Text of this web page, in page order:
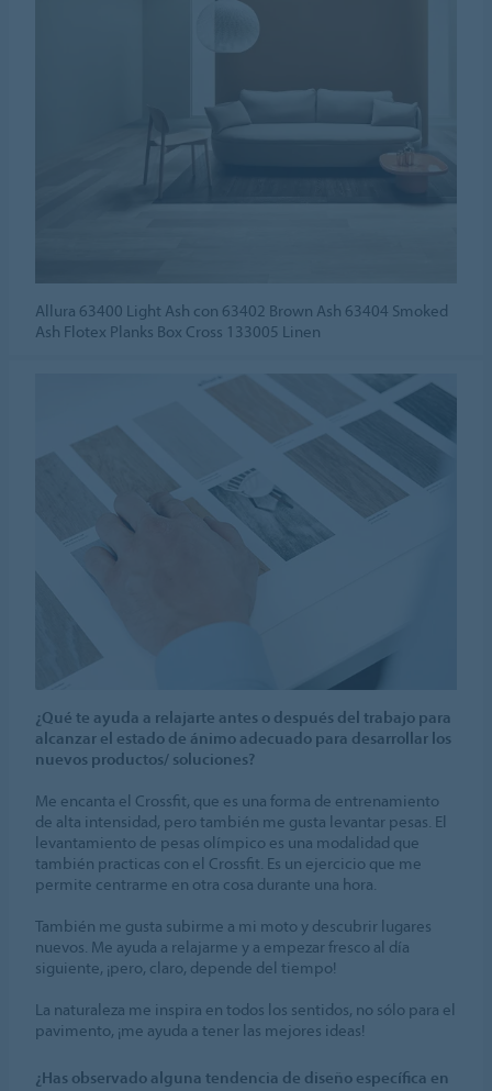
Allura 63400 Light Ash con 63402 Brown Ash 63404 Smoked
Ash Flotex Planks Box Cross 133005 Linen
¿Qué te ayuda a relajarte antes o después del trabajo para
alcanzar el estado de ánimo adecuado para desarrollar los
nuevos productos/ soluciones?
Me encanta el Crossfit, que es una forma de entrenamiento
de alta intensidad, pero también me gusta levantar pesas. El
levantamiento de pesas olímpico es una modalidad que
también practicas con el Crossfit. Es un ejercicio que me
permite centrarme en otra cosa durante una hora.
También me gusta subirme a mi moto y descubrir lugares
nuevos. Me ayuda a relajarme y a empezar fresco al día
siguiente, ¡pero, claro, depende del tiempo!
La naturaleza me inspira en todos los sentidos, no sólo para el
pavimento, ¡me ayuda a tener las mejores ideas!
¿Has observado alguna tendencia de diseño específica en